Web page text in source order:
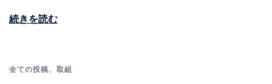
続きを読む
全ての投稿、 取組